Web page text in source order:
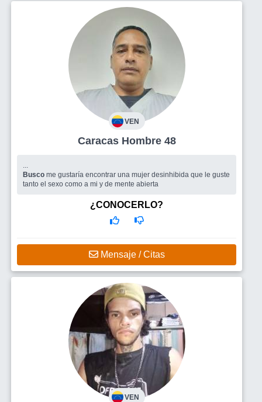
VEN
Caracas Hombre 48
Busco me gustaría encontrar una mujer desinhibida que le guste
tanto el sexo como a mi y de mente abierta
¿CONOCERLO?
Mensaje / Citas
VEN